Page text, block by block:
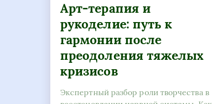
Арт-терапия и
рукоделие: путь к
гармонии после
преодоления тяжелых
кризисов
Экспертный разбор роли творчества в